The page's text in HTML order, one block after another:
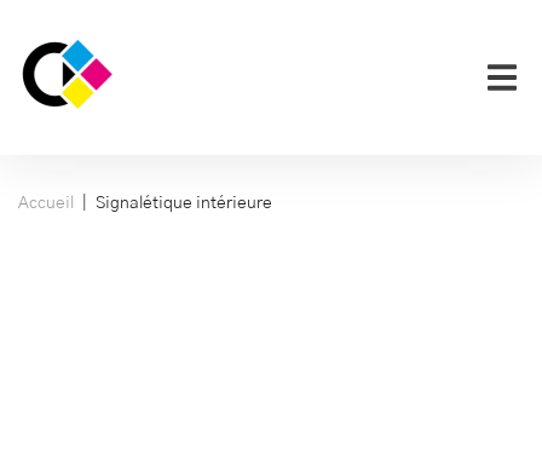
Accueil Signalétique intérieure